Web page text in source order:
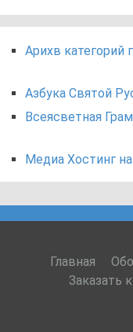
Арихв категорий
Азбука Святой
Всеясветная
Медиа Хостинг на
Главная
Заказать